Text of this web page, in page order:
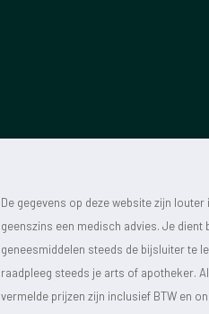
De gegevens op deze website zijn
geenszins een medisch advies. Je dient
geneesmiddelen steeds de bijsluiter te
raadpleeg steeds je arts of apotheker.
vermelde prijzen zijn inclusief BTW en